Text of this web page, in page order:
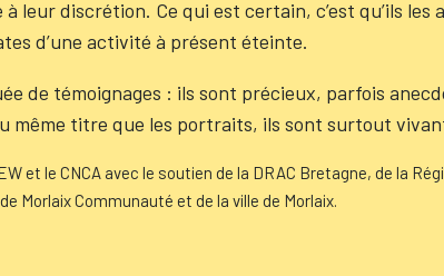
leur discrétion. Ce qui est certain, c’est qu’ils les
d’une activité à présent éteinte.
de témoignages : ils sont précieux, parfois
même titre que les portraits, ils sont surtout
et le CNCA avec le soutien de la DRAC Bretagne, de la
Morlaix Communauté et de la ville de Morlaix.